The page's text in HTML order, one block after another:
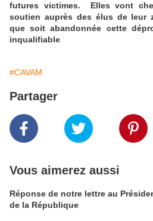
futures victimes. Elles vont
soutien auprès des élus de leur
que soit abandonnée cette
inqualifiable
#CAVAM
Partager
Vous aimerez aussi
Réponse de notre lettre au
de la République